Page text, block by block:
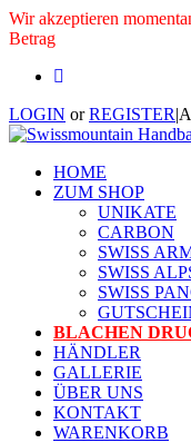
Wir akzeptieren
Betrag
LOGIN orREGISTER|
HOME
ZUM SHOP
UNIKATE
CARBON
SWISS
SWISS
SWISS
BLACHEN
HÄNDLER
GALLERIE
ÜBER UNS
KONTAKT
WARENKORB